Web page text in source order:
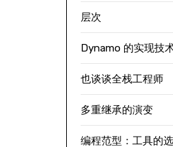
层次
Dynamo 的实现技
也谈谈全栈工程师
多重继承的演变
编程范型：工具的